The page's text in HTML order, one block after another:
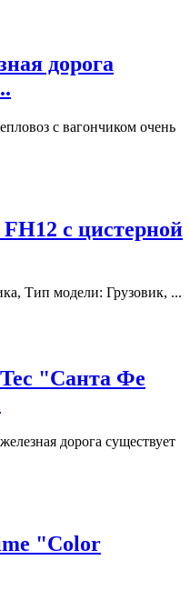
дорога
с вагончиком очень
с цистерной
Тип модели: Грузовик, ...
"Санта Фе
дорога существует
"Color